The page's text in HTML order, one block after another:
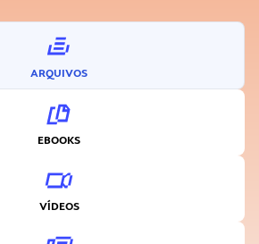
ARQUIVOS
EBOOKS
VÍDEOS